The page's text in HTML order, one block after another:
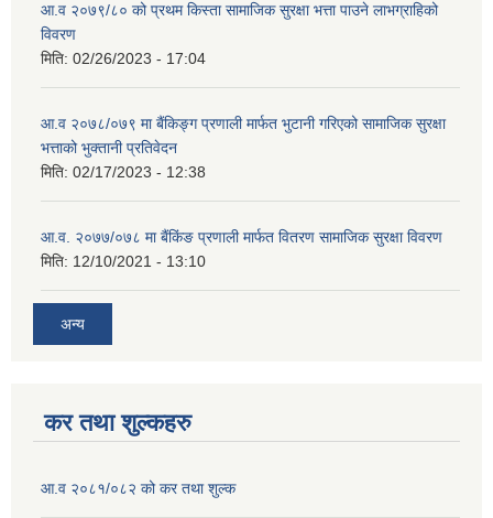
आ.व २०७९/८० को प्रथम किस्ता सामाजिक सुरक्षा भत्ता पाउने लाभग्राहिको
विवरण
मिति: 02/26/2023 - 17:04
आ.व २०७८/०७९ मा बैंकिङ्ग प्रणाली मार्फत भुटानी गरिएको सामाजिक सुरक्षा
भत्ताको भुक्तानी प्रतिवेदन
मिति: 02/17/2023 - 12:38
आ.व. २०७७/०७८ मा बैंकिंङ प्रणाली मार्फत वितरण सामाजिक सुरक्षा विवरण
मिति: 12/10/2021 - 13:10
अन्य
कर तथा शुल्कहरु
आ.व २०८१/०८२ को कर तथा शुल्क